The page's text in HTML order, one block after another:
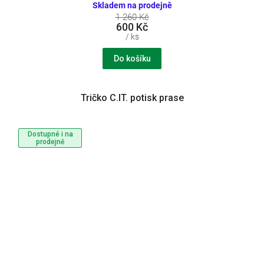
Skladem na prodejně
1 260 Kč
600 Kč
/ ks
Do košíku
Dostupné i na
prodejně
Tričko C.IT. potisk prase